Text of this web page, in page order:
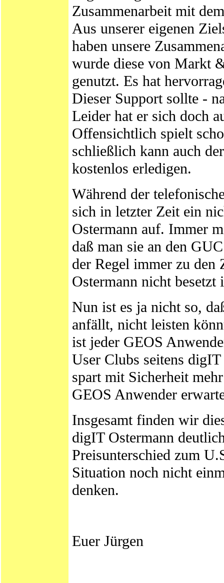
Zusammenarbeit mit
Aus unserer eigenen
haben unsere
wurde diese von Markt
genutzt. Es hat
Dieser Support sollte -
Leider hat er sich doch
Offensichtlich spielt
schließlich kann auch
kostenlos erledigen.
Während der
sich in letzter Zeit ein
Ostermann auf. Immer
daß man sie an den
der Regel immer zu den
Ostermann nicht besetzt
Nun ist es ja nicht so,
anfällt, nicht leisten
ist jeder GEOS
User Clubs seitens
spart mit Sicherheit
GEOS Anwender
Insgesamt finden wir
digIT Ostermann
Preisunterschied zum
Situation noch nicht
denken.
Euer Jürgen